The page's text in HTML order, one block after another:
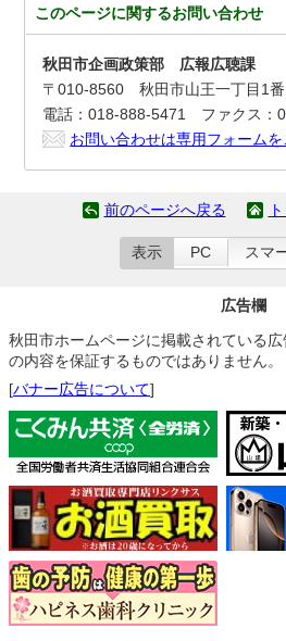
このページに関するお問い合わせ
秋田市企画政策部 広報広聴課
〒010-8560 秋田市山王一丁目1
電話：018-888-5471 ファクス：
お問い合わせは専用フォームを
前のページへ戻る
表示 PC スマ
広告欄
秋田市ホームページに掲載されている
の内容を保証するものではありません。
[バナー広告について]